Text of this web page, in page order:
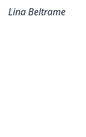
Lina Beltrame